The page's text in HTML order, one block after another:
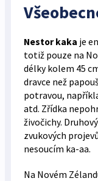
Nestor kaka je
totiž pouze na
délky kolem 45
dravce než
potravou,
atd. Zřídka
živočichy.
zvukových
nesoucím ka-aa.
Na Novém